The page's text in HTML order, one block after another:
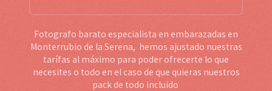
Fotografo barato especialista en embarazadas en
Monterrubio de la Serena, hemos ajustado nuestras
tarífas al máximo para poder ofrecerte lo que
necesites o todo en el caso de que quieras nuestros
pack de todo incluido